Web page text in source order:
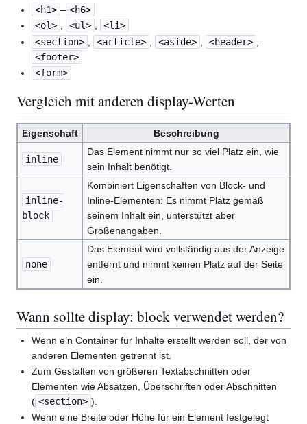
<h1> – <h6>
<ol>
<ul>
<li>
<section>
<article> <aside> <header>
<footer>
<form>
Vergleich mit anderen display-Werten
Eigenschaft Beschreibung
inline
Das Element nimmt nur so viel Platz ein, wie
sein Inhalt benötigt.
inline-
block
Kombiniert Eigenschaften von Block- und
Inline-Elementen: Es nimmt Platz gemäß
seinem Inhalt ein, unterstützt aber
Größenangaben.
none
Das Element wird vollständig aus der Anzeige
entfernt und nimmt keinen Platz auf der Seite
ein.
Wann sollte display: block verwendet werden?
Wenn ein Container für Inhalte erstellt werden soll, der von
anderen Elementen getrennt ist.
Zum Gestalten von größeren Textabschnitten oder
Elementen wie Absätzen, Überschriften oder Abschnitten
( <section> ).
Wenn eine Breite oder Höhe für ein Element festgelegt